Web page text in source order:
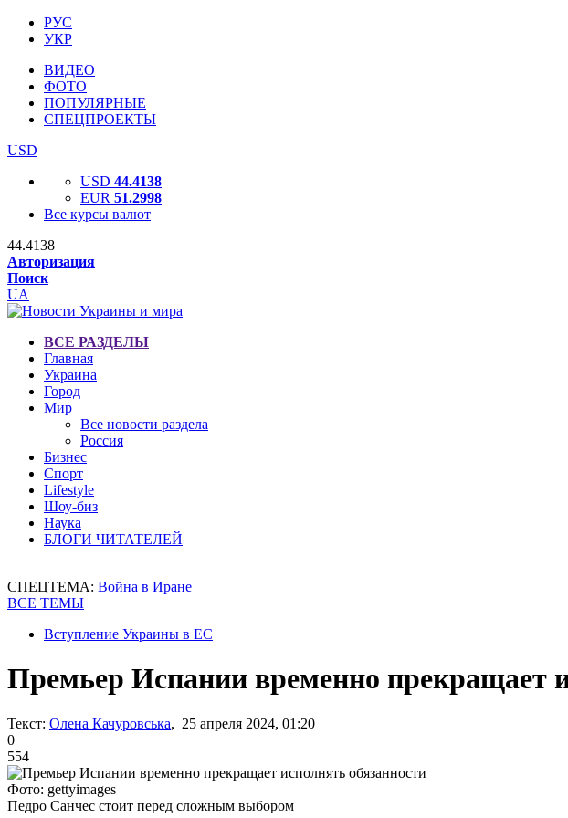
РУС
УКР
ВИДЕО
ФОТО
ПОПУЛЯРНЫЕ
СПЕЦПРОЕКТЫ
USD
USD 44.4138
EUR 51.2998
Все курсы валют
44.4138
Авторизация
Поиск
UA
ВСЕ РАЗДЕЛЫ
Главная
Украина
Город
Мир
Все новости раздела
Россия
Бизнес
Спорт
Lifestyle
Шоу-биз
Наука
БЛОГИ ЧИТАТЕЛЕЙ
СПЕЦТЕМА: Война в Иране
ВСЕ ТЕМЫ
Вступление Украины в ЕС
Премьер Испании временно прекращает
Текст: Олена Качуровська, 25 апреля 2024, 01:20
0
554
Фото: gettyimages
Педро Санчес стоит перед сложным выбором